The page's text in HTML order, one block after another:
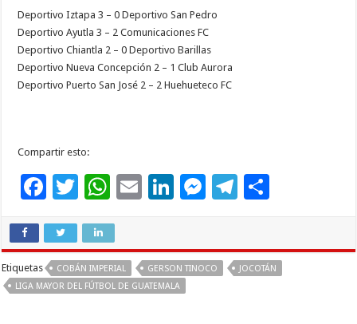
Deportivo Iztapa 3 – 0 Deportivo San Pedro
Deportivo Ayutla 3 – 2 Comunicaciones FC
Deportivo Chiantla 2 – 0 Deportivo Barillas
Deportivo Nueva Concepción 2 – 1 Club Aurora
Deportivo Puerto San José 2 – 2 Huehueteco FC
Compartir esto:
F
e
b
o
T
tt
er
W
at
sA
p
E
l
Li
e
dI
M
n
T
gr p
Etiquetas COBÁN IMPERIAL GERSON TINOCO
JOCOTÁN
LIGA MAYOR DEL FÚTBOL DE GUATEMALA